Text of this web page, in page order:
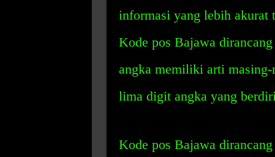
informasi yang lebih akurat
Kode pos Bajawa
angka memiliki arti
lima digit angka yang
Kode pos Bajawa